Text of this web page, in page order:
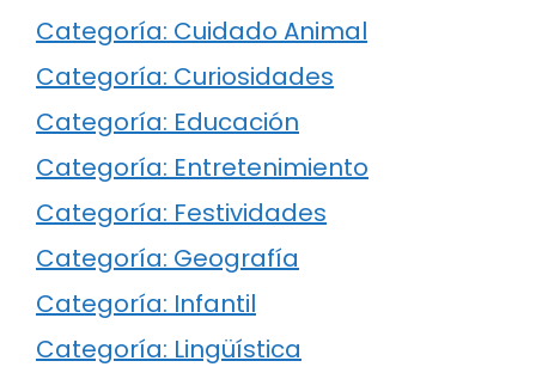
Categoría: Cuidado Animal
Categoría: Curiosidades
Categoría: Educación
Categoría: Entretenimiento
Categoría: Festividades
Categoría: Geografía
Categoría: Infantil
Categoría: Lingüística